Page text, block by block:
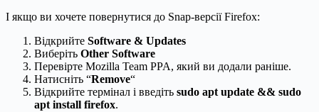
І якщо ви хочете повернутися до Snap-версії Firefox:
Відкрийте Software & Updates
Виберіть Other Software
Перевірте Mozilla Team PPA, який ви додали раніше.
Натисніть “Remove“
Відкрийте термінал і введіть sudo apt update && sudo
apt install firefox.